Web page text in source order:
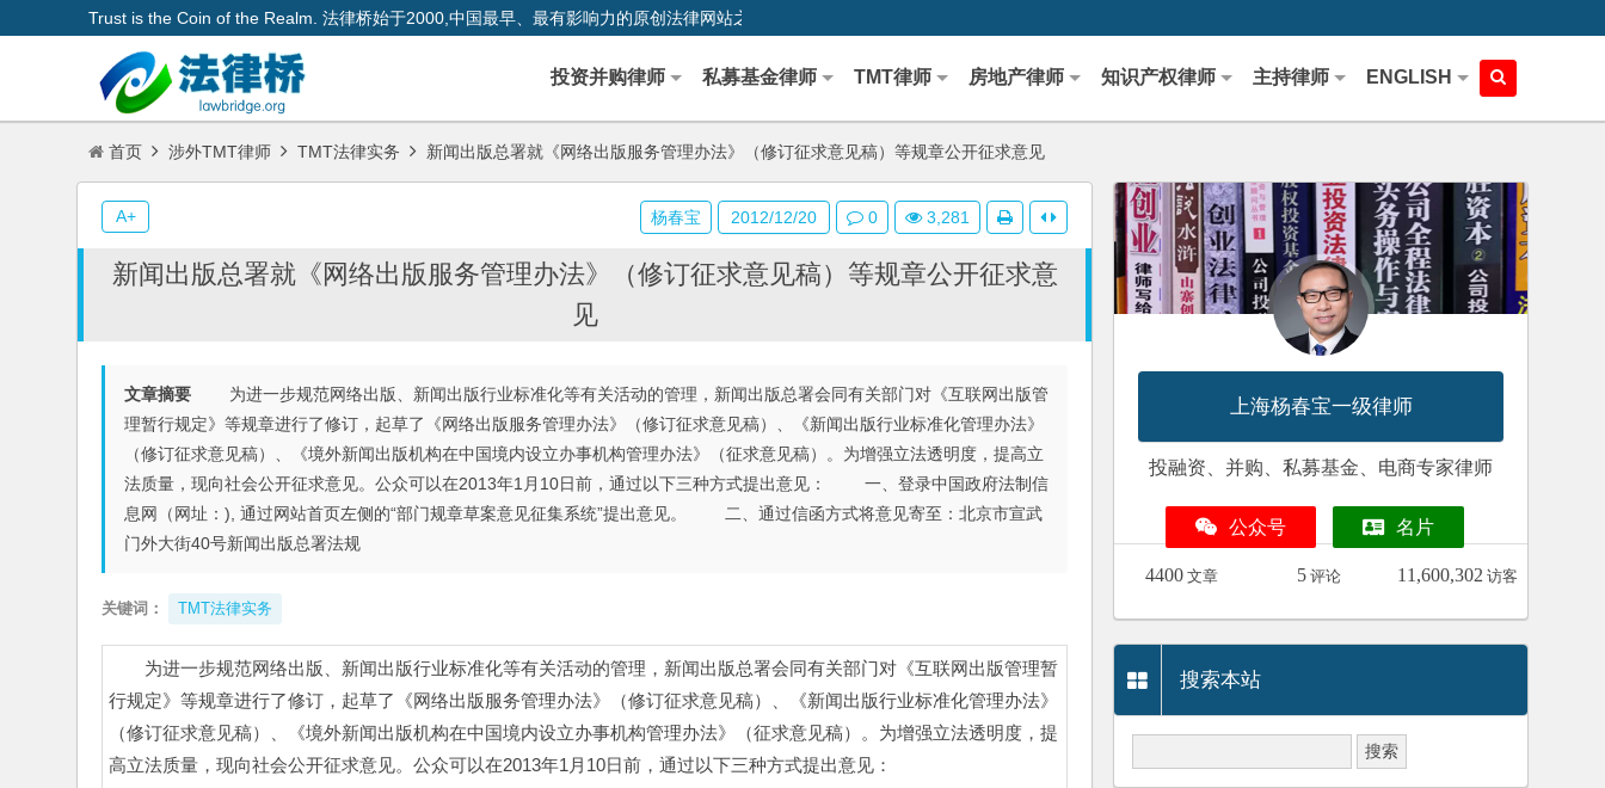
Trust is the Coin of the Realm. 法律桥始于2000,中国最早、最有影响力的原创法律网站之一
投资并购律师 私募基金律师 TMT律师 房地产律师 知识产权律师 主持律师 ENGLISH
首页 涉外TMT律师 TMT法律实务 新闻出版总署就《网络出版服务管理办法》（修订征求意见稿）等规章公开征求意见
新闻出版总署就《网络出版服务管理办法》（修订征求意见稿）等规章公开征求意
见
文章摘要 为进一步规范网络出版、新闻出版行业标准化等有关活动的管理，新闻出版总署会同有关部门对《互联网出版管
理暂行规定》等规章进行了修订，起草了《网络出版服务管理办法》（修订征求意见稿）、《新闻出版行业标准化管理办法》
（修订征求意见稿）、《境外新闻出版机构在中国境内设立办事机构管理办法》（征求意见稿）。为增强立法透明度，提高立
法质量，现向社会公开征求意见。公众可以在2013年1月10日前，通过以下三种方式提出意见： 一、登录中国政府法制信
息网（网址：), 通过网站首页左侧的“部门规章草案意见征集系统”提出意见。 二、通过信函方式将意见寄至：北京市宣武
门外大街40号新闻出版总署法规
关键词： TMT法律实务
为进一步规范网络出版、新闻出版行业标准化等有关活动的管理，新闻出版总署会同有关部门对《互联网出版管理暂
行规定》等规章进行了修订，起草了《网络出版服务管理办法》（修订征求意见稿）、《新闻出版行业标准化管理办法》
（修订征求意见稿）、《境外新闻出版机构在中国境内设立办事机构管理办法》（征求意见稿）。为增强立法透明度，提
高立法质量，现向社会公开征求意见。公众可以在2013年1月10日前，通过以下三种方式提出意见：
杨春宝 2012/12/20 0 3,281
A+
上海杨春宝一级律师
投融资、并购、私募基金、电商专家律师
公众号 名片
4400 文章 5 评论 11,600,302 访客
搜索本站